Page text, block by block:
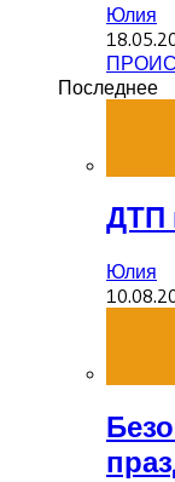
Юлия
Последнее
ДТП
Юлия